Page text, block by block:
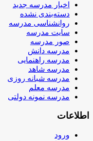
اخبار مدرسه جدید
دسته‌بندی نشده
روانشناسی مدرسه
سایت مدرسه
صور مدرسه
مدرسه دانش
مدرسه راهنمایی
مدرسه شاهد
مدرسه شبانه روزی
مدرسه معلم
مدرسه نمونه دولتی
اطلاعات
ورود